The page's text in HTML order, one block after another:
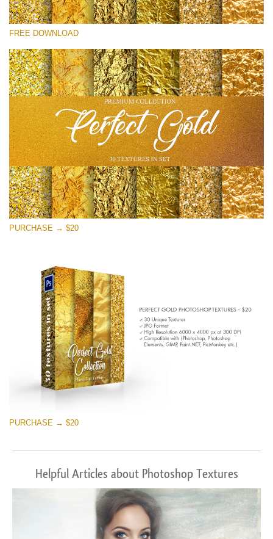
Por favor seleccione
Small 800*533px
Perfect Gold
(30 Textures)
Large 6000*4000px
Entire Collection
(1783 Overlays)
Large 6000*4000px
Descarga gratis
FREE DOWNLOAD
PURCHASE → $20
PURCHASE → $20
Helpful Articles about Photoshop Textures